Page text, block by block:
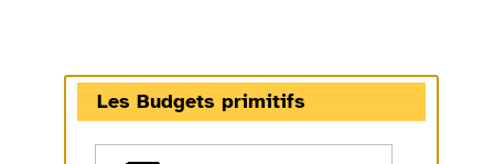
Les Budgets primitifs